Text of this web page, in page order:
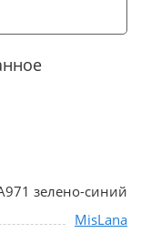
зелено-синий
MisLana